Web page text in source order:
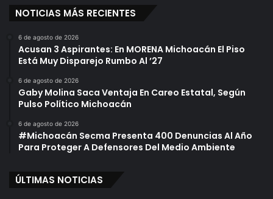
NOTICIAS MÁS RECIENTES
6 de agosto de 2026
Acusan 3 Aspirantes: En MORENA Michoacán El Piso
Está Muy Disparejo Rumbo Al ’27
6 de agosto de 2026
Gaby Molina Saca Ventaja En Careo Estatal, Según
Pulso Político Michoacán
6 de agosto de 2026
#Michoacán Secma Presenta 400 Denuncias Al Año
Para Proteger A Defensores Del Medio Ambiente
ÚLTIMAS NOTICIAS